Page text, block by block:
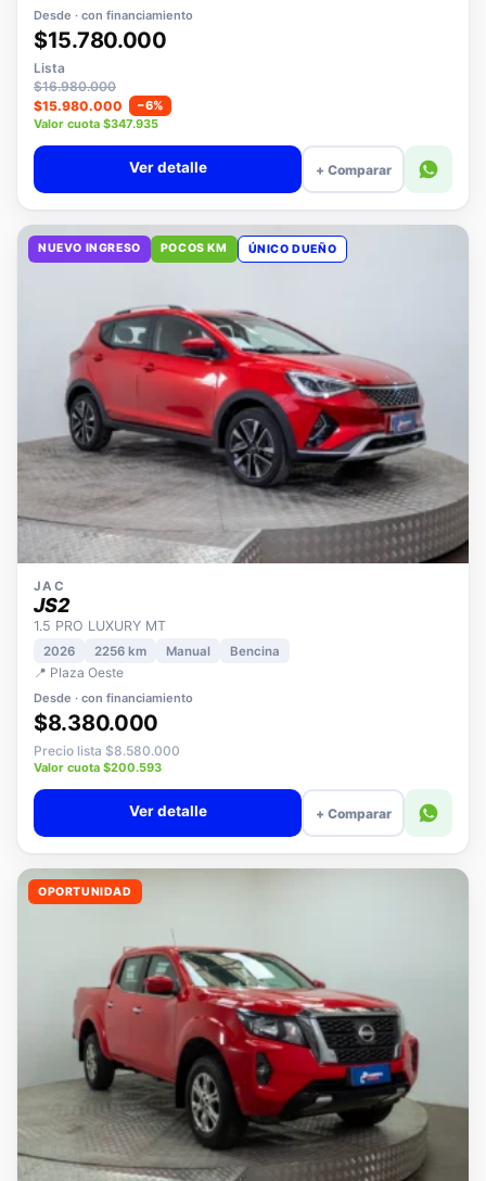
📍 CPD Maipú
Desde · con financiamiento
$15.780.000
Lista
$16.980.000
$15.980.000
−6%
Valor cuota $347.935
+ Comparar
NUEVO INGRESO POCOS KM
JAC
JS2
1.5 PRO LUXURY MT
2026 2256 km
📍 Plaza Oeste
Desde · con financiamiento
$8.380.000
Precio lista $8.580.000
Valor cuota $200.593
+ Comparar